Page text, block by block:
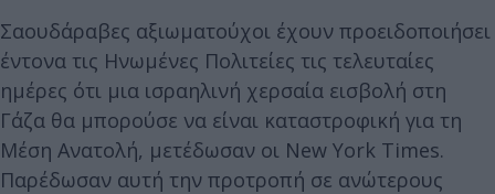
Σαουδάραβες αξιωματούχοι έχουν προειδοποιήσει
έντονα τις Ηνωμένες Πολιτείες τις τελευταίες
ημέρες ότι μια ισραηλινή χερσαία εισβολή στη
Γάζα θα μπορούσε να είναι καταστροφική για τη
Μέση Ανατολή, μετέδωσαν οι New York Times.
Παρέδωσαν αυτή την προτροπή σε ανώτερους